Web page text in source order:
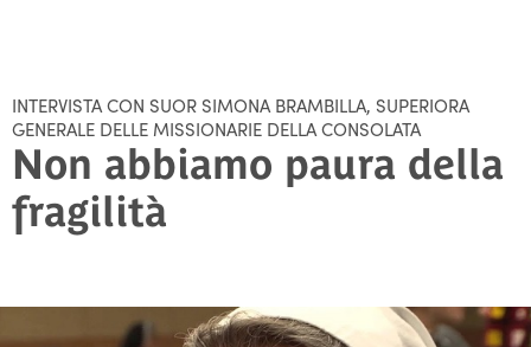
INTERVISTA CON SUOR SIMONA BRAMBILLA, SUPERIORA
GENERALE DELLE MISSIONARIE DELLA CONSOLATA
Non abbiamo paura della
fragilità